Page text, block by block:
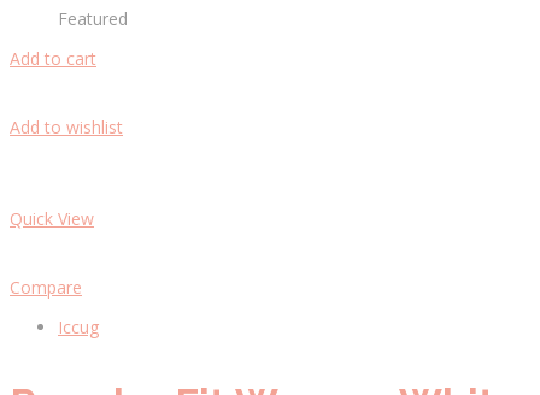
Featured
Add to cart
Add to wishlist
Quick View
Compare
Iccug